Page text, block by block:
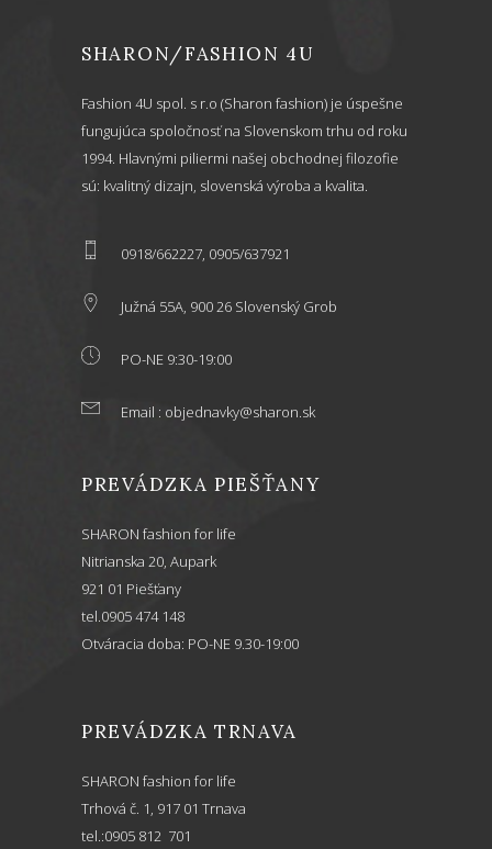
SHARON/FASHION 4U
Fashion 4U spol. s r.o (Sharon fashion) je úspešne
fungujúca spoločnosť na Slovenskom trhu od roku
1994. Hlavnými piliermi našej obchodnej filozofie
sú: kvalitný dizajn, slovenská výroba a kvalita.
0918/662227, 0905/637921
Južná 55A, 900 26 Slovenský Grob
PO-NE 9:30-19:00
Email : objednavky@sharon.sk
PREVÁDZKA PIEŠŤANY
SHARON fashion for life
Nitrianska 20, Aupark
921 01 Piešťany
tel.0905 474 148
Otváracia doba: PO-NE 9.30-19:00
PREVÁDZKA TRNAVA
SHARON fashion for life
Trhová č. 1, 917 01 Trnava
tel.:0905 812 701